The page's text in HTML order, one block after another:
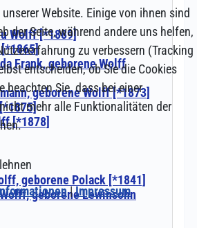
Website. Einige von ihnen sind
der Seite, während andere uns helfen,
zu verbessern (Tracking
entscheiden, ob Sie die Cookies
beachten Sie, dass bei einer
mehr alle Funktionalitäten der
|Impressum